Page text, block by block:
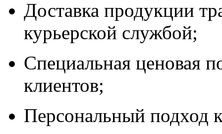
Доставка продукции
курьерской службой;
Специальная ценовая
клиентов;
Персональный подход